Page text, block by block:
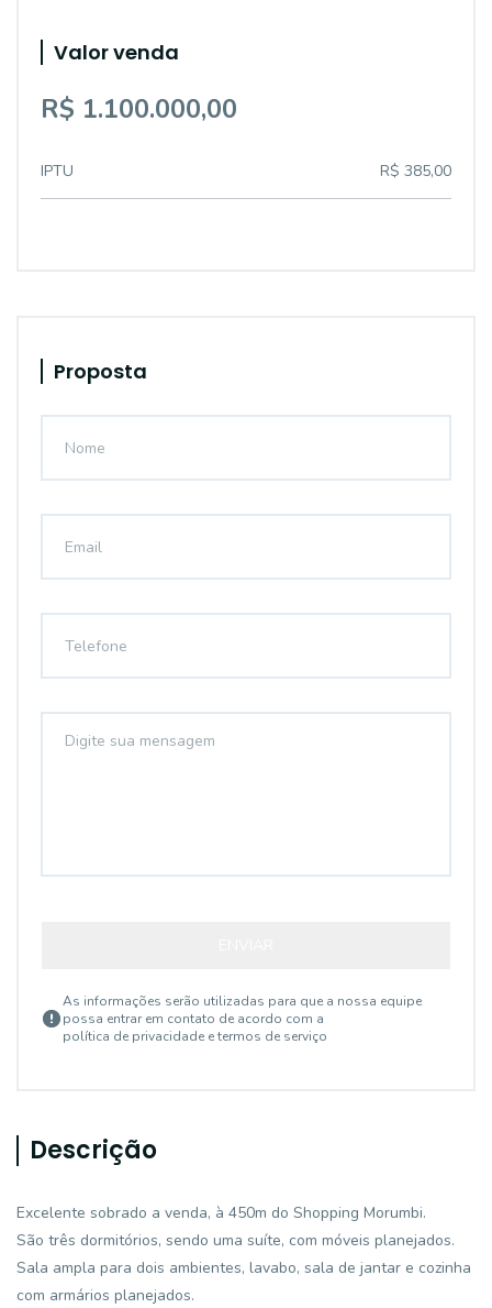
Valor venda
R$ 1.100.000,00
IPTU R$ 385,00
Proposta
As informações serão utilizadas para que a nossa equipe
possa entrar em contato de acordo com a
política de privacidade e termos de serviço
Descrição
Excelente sobrado a venda, à 450m do Shopping Morumbi.
São três dormitórios, sendo uma suíte, com móveis planejados.
Sala ampla para dois ambientes, lavabo, sala de jantar e cozinha
com armários planejados.